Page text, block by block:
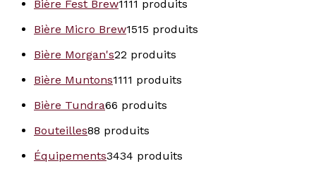
Bière Fest Brew1111 produits
Bière Micro Brew1515 produits
Bière Morgan's22 produits
Bière Muntons1111 produits
Bière Tundra66 produits
Bouteilles88 produits
Équipements3434 produits